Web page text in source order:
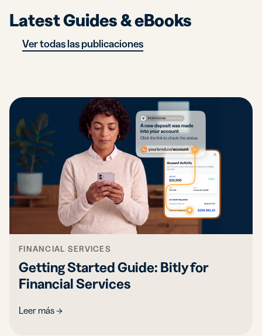
Latest Guides & eBooks
Ver todas las publicaciones
FINANCIAL SERVICES
Getting Started Guide: Bitly for
Financial Services
Leer más →